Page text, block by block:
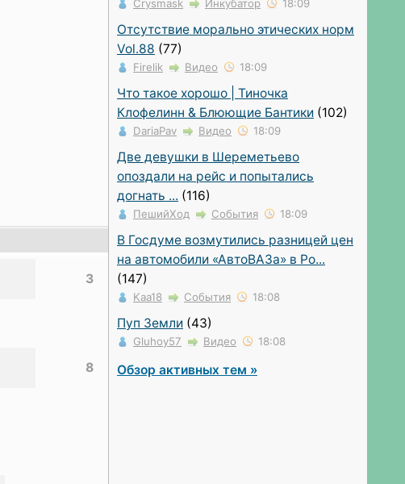
3
8
Crysmask Инкубатор 18:09
Отсутствие морально этических норм
Vol.88 (77)
Firelik Видео 18:09
Что такое хорошо | Тиночка
Клофелинн & Блюющие Бантики (102)
DariaPav Видео 18:09
Две девушки в Шереметьево
опоздали на рейс и попытались
догнать ... (116)
ПешийХод События 18:09
В Госдуме возмутились разницей цен
на автомобили «АвтоВАЗа» в Ро...
(147)
Kaa18 События 18:08
Пуп Земли (43)
Gluhoy57 Видео 18:08
Обзор активных тем »